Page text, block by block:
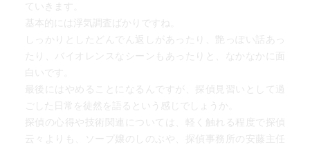
ていきます。
基本的には浮気調査ばかりですね。
しっかりとしたどんでん返しがあったり、艶っぽい話あっ
たり、バイオレンスなシーンもあったりと、なかなかに面
白いです。
最後にはやめることになるんですが、探偵見習いとして過
ごした日常を徒然を語るという感じでしょうか。
探偵の心得や技術関連については、軽く触れる程度で探偵
云々よりも、ソープ嬢のしのぶや、探偵事務所の安藤主任